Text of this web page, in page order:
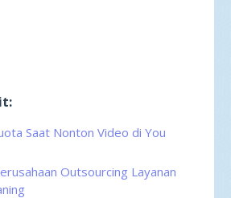
Saat Nonton Video di You
Outsourcing Layanan